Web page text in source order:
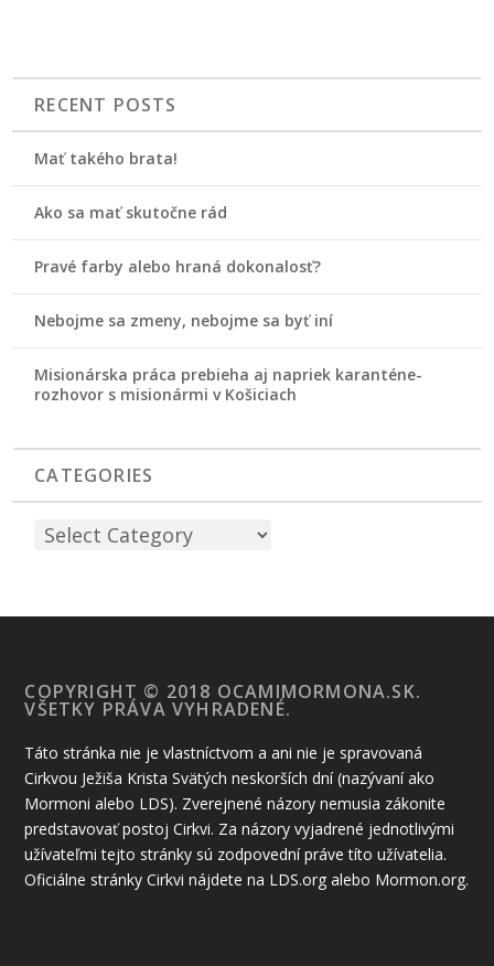
RECENT POSTS
Mať takého brata!
Ako sa mať skutočne rád
Pravé farby alebo hraná dokonalosť?
Nebojme sa zmeny, nebojme sa byť iní
Misionárska práca prebieha aj napriek karanténe-
rozhovor s misionármi v Košiciach
CATEGORIES
COPYRIGHT © 2018 OCAMIMORMONA.SK.
VŠETKY PRÁVA VYHRADENÉ.
Táto stránka nie je vlastníctvom a ani nie je spravovaná
Cirkvou Ježiša Krista Svätých neskorších dní (nazývaní ako
Mormoni alebo LDS). Zverejnené názory nemusia zákonite
predstavovať postoj Cirkvi. Za názory vyjadrené jednotlivými
užívateľmi tejto stránky sú zodpovední práve títo užívatelia.
Oficiálne stránky Cirkvi nájdete na LDS.org alebo Mormon.org.